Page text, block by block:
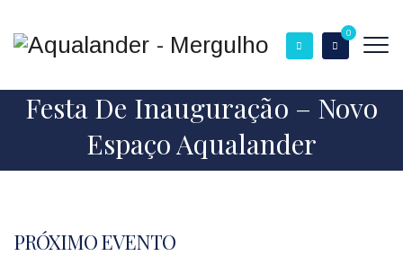
0
Festa De Inauguração – Novo
Espaço Aqualander
PRÓXIMO EVENTO